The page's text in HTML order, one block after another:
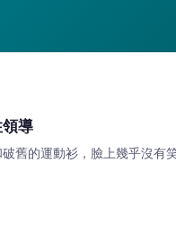
性領導
的運動衫，臉上幾乎沒有